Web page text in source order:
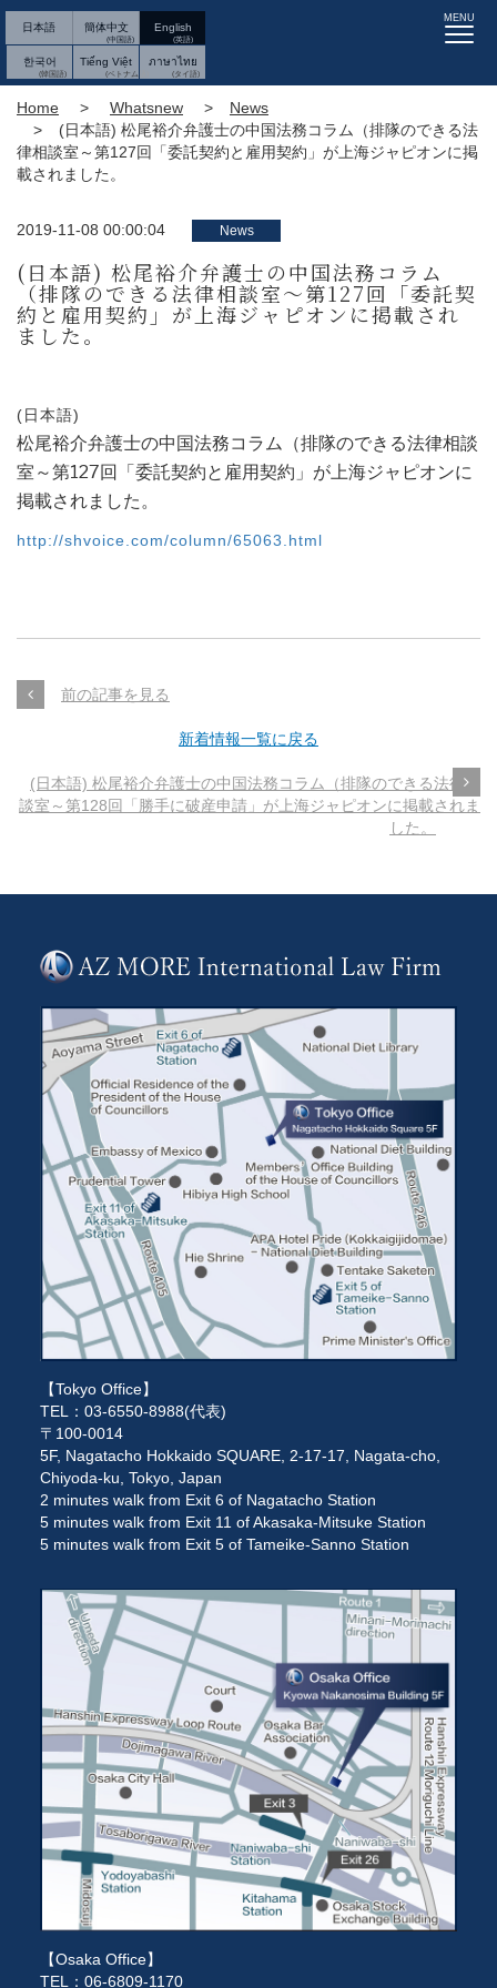
日本語 簡体中文 English
한국어 Tiếng Việt ภาษาไทย
MENU
Home Whatsnew
News
(日本語) 松尾裕介弁護士の中国法務コラム（排隊のできる法
律相談室～第127回「委託契約と雇用契約」が上海ジャピオンに掲
載されました。
2019-11-08 00:00:04 News
(日本語) 松尾裕介弁護士の中国法務コラム
（排隊のできる法律相談室～第127回「委託契
約と雇用契約」が上海ジャピオンに掲載され
ました。
(日本語)
松尾裕介弁護士の中国法務コラム（排隊のできる法律相談
室～第127回「委託契約と雇用契約」が上海ジャピオンに
掲載されました。
http://shvoice.com/column/65063.html
前の記事を見る
新着情報一覧に戻る
(日本語) 松尾裕介弁護士の中国法務コラム（排隊のできる法律相
談室～第128回「勝手に破産申請」が上海ジャピオンに掲載されま
した。
【Tokyo Office】
TEL：03-6550-8988(代表)
〒100-0014
5F, Nagatacho Hokkaido SQUARE, 2-17-17, Nagata-cho,
Chiyoda-ku, Tokyo, Japan
2 minutes walk from Exit 6 of Nagatacho Station
5 minutes walk from Exit 11 of Akasaka-Mitsuke Station
5 minutes walk from Exit 5 of Tameike-Sanno Station
【Osaka Office】
TEL：06-6809-1170